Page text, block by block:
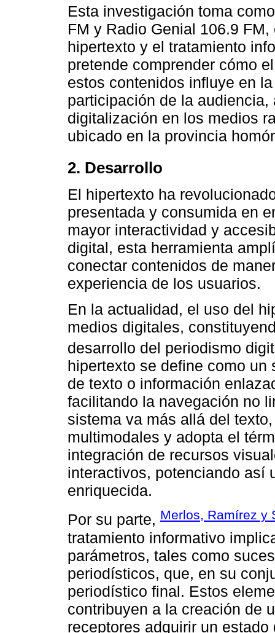
Esta investigación toma
FM y Radio Genial 106.9
hipertexto y el tratamiento
pretende comprender cómo
estos contenidos influye en
participación de la
digitalización en los medios
ubicado en la provincia
2. Desarrollo
El hipertexto ha
presentada y consumida en
mayor interactividad y
digital, esta herramienta
conectar contenidos de
experiencia de los usuarios.
En la actualidad, el uso del
medios digitales,
desarrollo del periodismo
hipertexto se define como
de texto o información
facilitando la navegación no
sistema va más allá del
multimodales y adopta el
integración de recursos
interactivos, potenciando así
enriquecida.
Por su parte, Merlos, Ramírez y
tratamiento informativo
parámetros, tales como
periodísticos, que, en su
periodístico final. Estos
contribuyen a la creación de
receptores adquirir un